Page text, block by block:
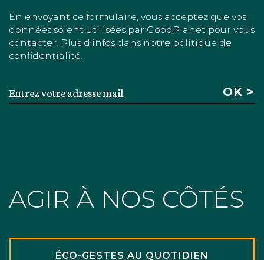
En envoyant ce formulaire, vous acceptez que vos
données soient utilisées par GoodPlanet pour vous
contacter. Plus d'infos dans notre politique de
confidentialité.
AGIR À NOS CÔTÉS
ÉCO-GESTES AU QUOTIDIEN